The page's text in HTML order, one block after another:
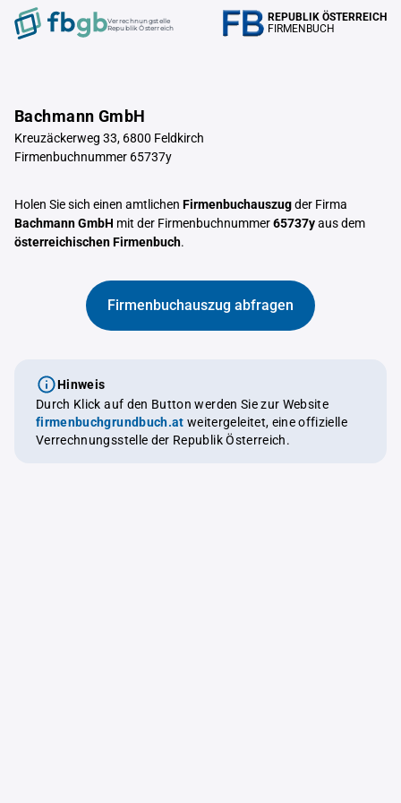
Verrechnungstelle
Republik Österreich
REPUBLIK ÖSTERREICH
FIRMENBUCH
Bachmann GmbH
Kreuzäckerweg 33, 6800 Feldkirch
Firmenbuchnummer 65737y
Holen Sie sich einen amtlichen Firmenbuchauszugder Firma
Bachmann GmbH mit der Firmenbuchnummer65737yaus dem
österreichischen Firmenbuch.
Firmenbuchauszug abfragen
Hinweis
Durch Klick auf den Button werden Sie zur Website
firmenbuchgrundbuch.at weitergeleitet, eine offizielle
Verrechnungsstelle der Republik Österreich.